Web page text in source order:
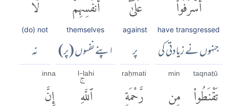
have transgressed
جنہوں نے زیادتی کی
against
پر
themselves
اپنے نفسوں (پر)
(do) not
نہ
taqnaṭū
تَقْنَطُوا۟
min
مِن
raḥmati
رَّحْمَةِ
l-lahi
ٱللَّهِۚ
inna
إِنَّ